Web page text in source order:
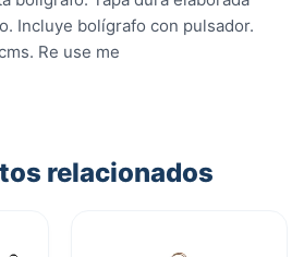
Incluye bolígrafo con pulsador.
Re use me
relacionados